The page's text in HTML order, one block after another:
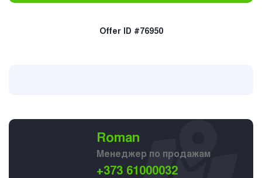
Offer ID #76950
Roman
Менеджер по продажам
+373 61000032